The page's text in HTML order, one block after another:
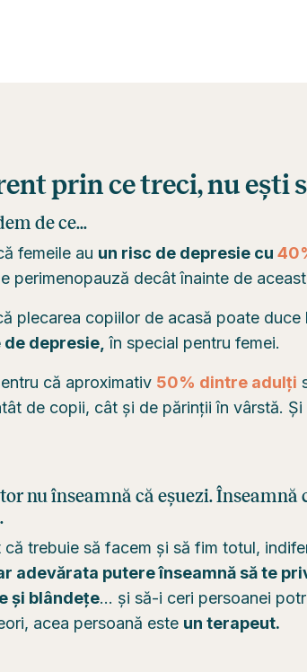
prin ce treci, nu ești
de ce...
femeile au un risc de depresie cu
perimenopauză decât înainte de
plecarea copiilor de acasă poate duce
depresie, în special pentru femei.
că aproximativ 50% dintre adulți
de copii, cât și de părinții în vârstă. Și
nu înseamnă că eșuezi. Înseamnă
că trebuie să facem și să fim totul,
adevărata putere înseamnă să te
și blândețe... și să-i ceri persoanei
acea persoană este un terapeut.